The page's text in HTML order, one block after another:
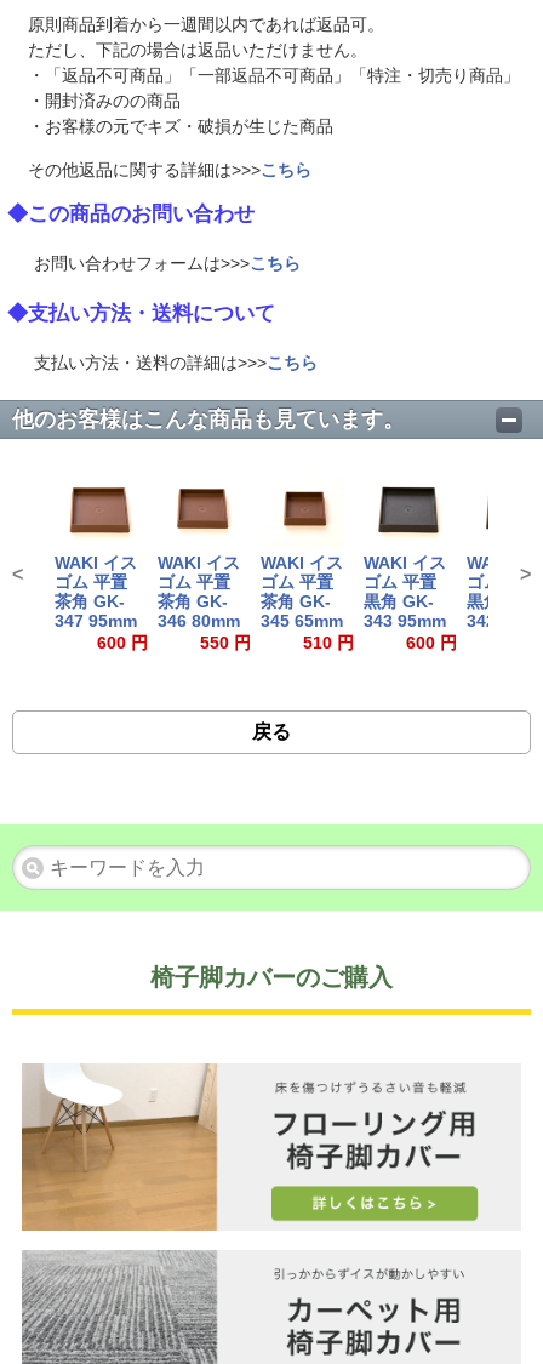
原則商品到着から一週間以内であれば返品可。
ただし、下記の場合は返品いただけません。
・「返品不可商品」「一部返品不可商品」「特注・切売り商品」
・開封済みのの商品
・お客様の元でキズ・破損が生じた商品
その他返品に関する詳細は>>>こちら
◆この商品のお問い合わせ
お問い合わせフォームは>>>こちら
◆支払い方法・送料について
支払い方法・送料の詳細は>>>こちら
他のお客様はこんな商品も見ています。
WAKI イス
ゴム 平置
茶角 GK-
347 95mm
600 円
WAKI イス
ゴム 平置
茶角 GK-
346 80mm
550 円
WAKI イス
ゴム 平置
茶角 GK-
345 65mm
510 円
WAKI イス
ゴム 平置
黒角 GK-
343 95mm
600 円
WAKI イ
ゴム 平置
黒角 GK-
342
< >
戻る
椅子脚カバーのご購入